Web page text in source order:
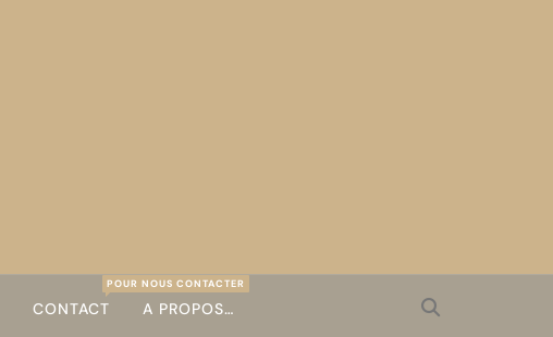
CONTACT
POUR NOUS CONTACTER
A PROPOS…